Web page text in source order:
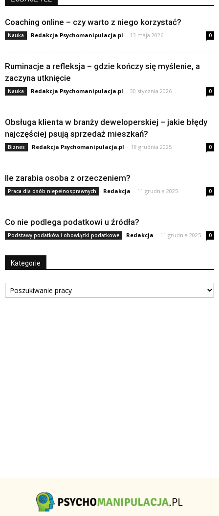
Coaching online – czy warto z niego korzystać?
Nauka Redakcja Psychomanipulacja.pl - 13 maja 2026 0
Ruminacje a refleksja – gdzie kończy się myślenie, a
zaczyna utknięcie
Nauka Redakcja Psychomanipulacja.pl - 30 stycznia 2026 0
Obsługa klienta w branży deweloperskiej – jakie błędy
najczęściej psują sprzedaż mieszkań?
Biznes Redakcja Psychomanipulacja.pl - 18 grudnia 2025 0
Ile zarabia osoba z orzeczeniem?
Praca dla osób niepełnosprawnych Redakcja - 11 grudnia 2025 0
Co nie podlega podatkowi u źródła?
Podstawy podatków i obowiązki podatkowe Redakcja - 11 grudnia 2025 0
Kategorie
Kategorie